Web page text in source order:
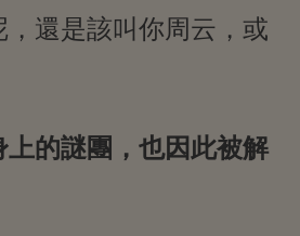
，還是該叫你周云，或
上的謎團，也因此被解